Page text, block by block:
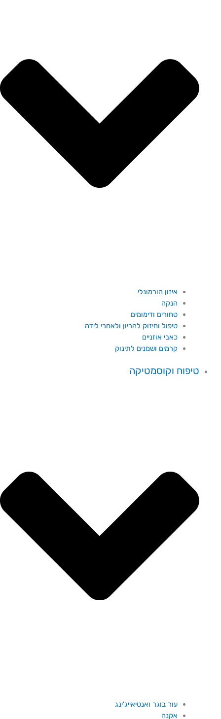
איזון הורמונלי
הנקה
טחורים ודימומים
טיפול וחיזוק להריון ולאחרי לידה
כאבי אוזניים
קרמים ושמנים לתינוק
טיפוח וקוסמטיקה
עור בוגר ואנטיאייג'ינג
אקנה